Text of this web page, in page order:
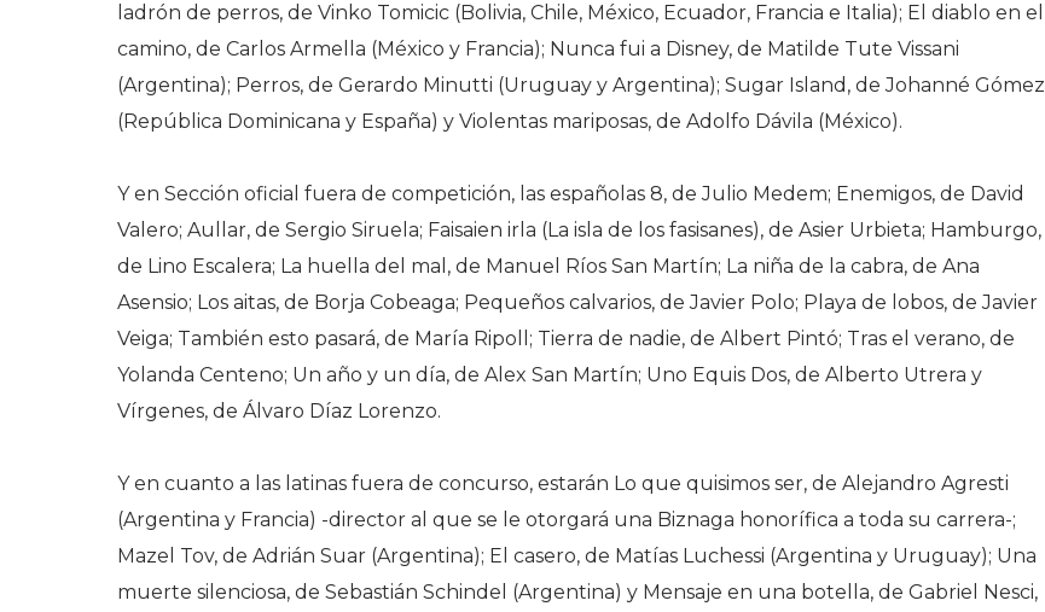
ladrón de perros, de Vinko Tomicic (Bolivia, Chile, México, Ecuador, Francia e Italia); El diablo en el
camino, de Carlos Armella (México y Francia); Nunca fui a Disney, de Matilde Tute Vissani
(Argentina); Perros, de Gerardo Minutti (Uruguay y Argentina); Sugar Island, de Johanné Gómez
(República Dominicana y España) y Violentas mariposas, de Adolfo Dávila (México).
Y en Sección oficial fuera de competición, las españolas 8, de Julio Medem; Enemigos, de David
Valero; Aullar, de Sergio Siruela; Faisaien irla (La isla de los fasisanes), de Asier Urbieta; Hamburgo,
de Lino Escalera; La huella del mal, de Manuel Ríos San Martín; La niña de la cabra, de Ana
Asensio; Los aitas, de Borja Cobeaga; Pequeños calvarios, de Javier Polo; Playa de lobos, de Javier
Veiga; También esto pasará, de María Ripoll; Tierra de nadie, de Albert Pintó; Tras el verano, de
Yolanda Centeno; Un año y un día, de Alex San Martín; Uno Equis Dos, de Alberto Utrera y
Vírgenes, de Álvaro Díaz Lorenzo.
Y en cuanto a las latinas fuera de concurso, estarán Lo que quisimos ser, de Alejandro Agresti
(Argentina y Francia) -director al que se le otorgará una Biznaga honorífica a toda su carrera-;
Mazel Tov, de Adrián Suar (Argentina); El casero, de Matías Luchessi (Argentina y Uruguay); Una
muerte silenciosa, de Sebastián Schindel (Argentina) y Mensaje en una botella, de Gabriel Nesci,